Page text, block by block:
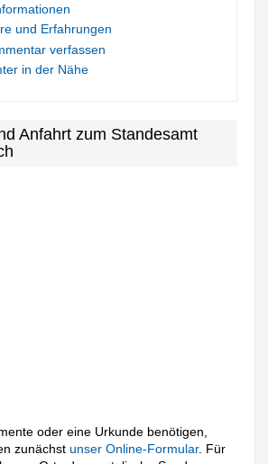
und Erfahrungen
verfassen
in der Nähe
Anfahrt zum Standesamt
oder eine Urkunde benötigen,
zunächstunser Online-Formular. Für